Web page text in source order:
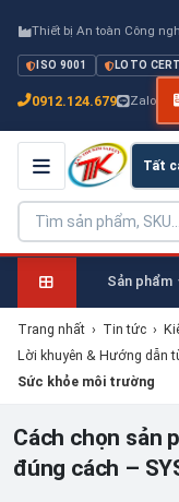
Thiết bị An toàn Công
ISO 9001 LOTO
0912.124.679 Zalo
Sản phẩm
Trang nhất › Tin tức ›
Lời khuyên & Hướng dẫn
Sức khỏe môi trường
Cách chọn sản
đúng cách –